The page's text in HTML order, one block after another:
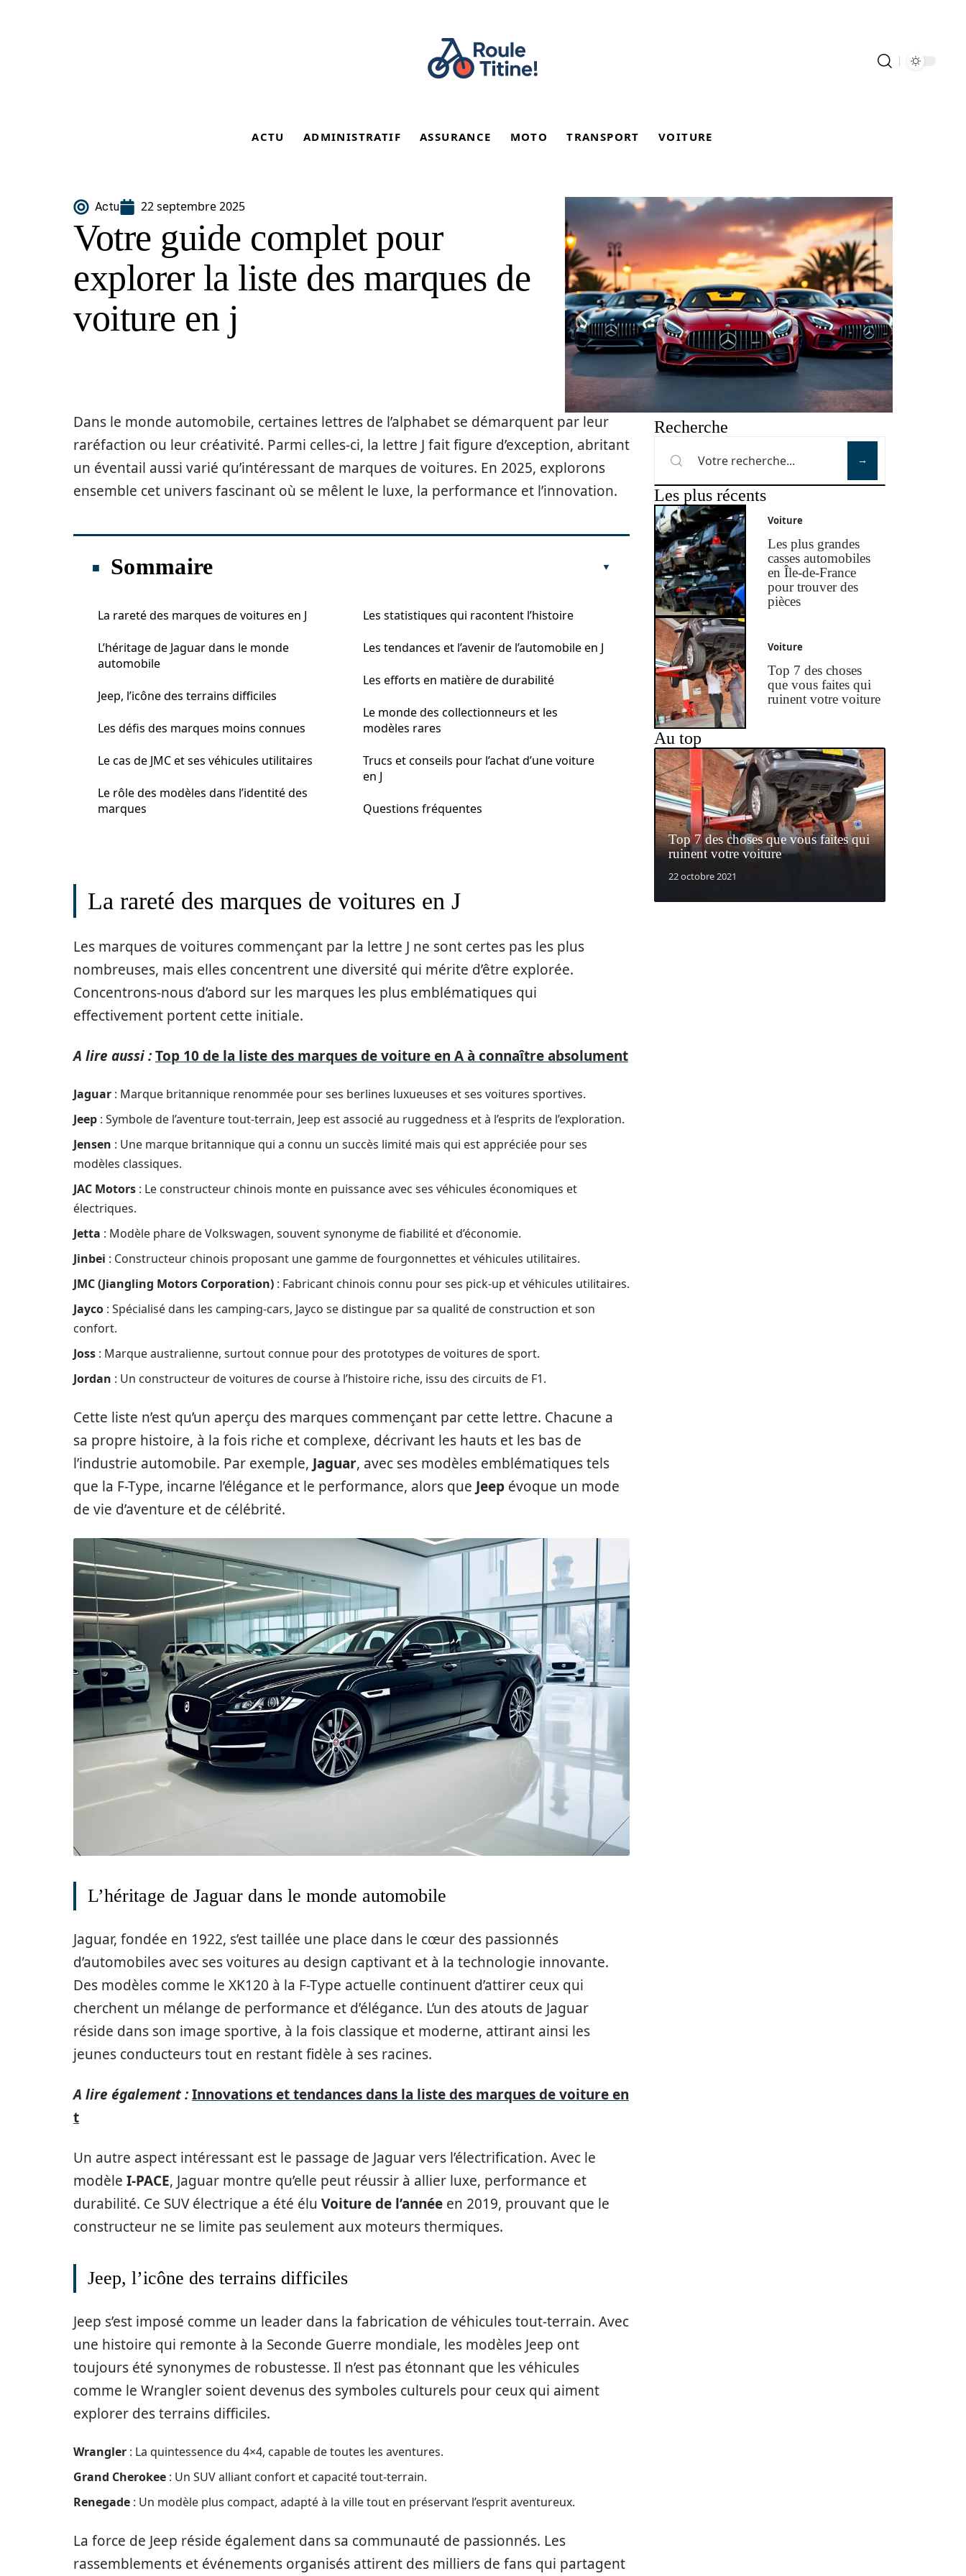
ACTU ADMINISTRATIF ASSURANCE MOTO TRANSPORT VOITURE
Actu 22 septembre 2025
Votre guide complet pour
explorer la liste des marques de
voiture en j
Dans le monde automobile, certaines lettres de l’alphabet se démarquent par leur
raréfaction ou leur créativité. Parmi celles-ci, la lettre J fait figure d’exception, abritant
un éventail aussi varié qu’intéressant de marques de voitures. En 2025, explorons
ensemble cet univers fascinant où se mêlent le luxe, la performance et l’innovation.
Sommaire
La rareté des marques de voitures en J
L’héritage de Jaguar dans le monde
automobile
Jeep, l’icône des terrains difficiles
Les défis des marques moins connues
Le cas de JMC et ses véhicules utilitaires
Le rôle des modèles dans l’identité des
marques
Les statistiques qui racontent l’histoire
Les tendances et l’avenir de l’automobile en J
Les efforts en matière de durabilité
Le monde des collectionneurs et les
modèles rares
Trucs et conseils pour l’achat d’une voiture
en J
Questions fréquentes
La rareté des marques de voitures en J
Les marques de voitures commençant par la lettre J ne sont certes pas les plus
nombreuses, mais elles concentrent une diversité qui mérite d’être explorée.
Concentrons-nous d’abord sur les marques les plus emblématiques qui
effectivement portent cette initiale.
A lire aussi :Top 10 de la liste des marques de voiture en A à connaître absolument
Jaguar : Marque britannique renommée pour ses berlines luxueuses et ses voitures sportives.
Jeep : Symbole de l’aventure tout-terrain, Jeep est associé au ruggedness et à l’esprits de l’exploration.
Jensen : Une marque britannique qui a connu un succès limité mais qui est appréciée pour ses
modèles classiques.
JAC Motors : Le constructeur chinois monte en puissance avec ses véhicules économiques et
électriques.
Jetta : Modèle phare de Volkswagen, souvent synonyme de fiabilité et d’économie.
Jinbei : Constructeur chinois proposant une gamme de fourgonnettes et véhicules utilitaires.
JMC (Jiangling Motors Corporation) : Fabricant chinois connu pour ses pick-up et véhicules utilitaires.
Jayco : Spécialisé dans les camping-cars, Jayco se distingue par sa qualité de construction et son
confort.
Joss : Marque australienne, surtout connue pour des prototypes de voitures de sport.
Jordan : Un constructeur de voitures de course à l’histoire riche, issu des circuits de F1.
Cette liste n’est qu’un aperçu des marques commençant par cette lettre. Chacune a
sa propre histoire, à la fois riche et complexe, décrivant les hauts et les bas de
l’industrie automobile. Par exemple, Jaguar, avec ses modèles emblématiques tels
que la F-Type, incarne l’élégance et le performance, alors que Jeep évoque un mode
de vie d’aventure et de célébrité.
L’héritage de Jaguar dans le monde automobile
Jaguar, fondée en 1922, s’est taillée une place dans le cœur des passionnés
d’automobiles avec ses voitures au design captivant et à la technologie innovante.
Des modèles comme le XK120 à la F-Type actuelle continuent d’attirer ceux qui
cherchent un mélange de performance et d’élégance. L’un des atouts de Jaguar
réside dans son image sportive, à la fois classique et moderne, attirant ainsi les
jeunes conducteurs tout en restant fidèle à ses racines.
A lire également :Innovations et tendances dans la liste des marques de voiture en
t
Un autre aspect intéressant est le passage de Jaguar vers l’électrification. Avec le
modèle I-PACE, Jaguar montre qu’elle peut réussir à allier luxe, performance et
durabilité. Ce SUV électrique a été élu Voiture de l’année en 2019, prouvant que le
constructeur ne se limite pas seulement aux moteurs thermiques.
Jeep, l’icône des terrains difficiles
Jeep s’est imposé comme un leader dans la fabrication de véhicules tout-terrain. Avec
une histoire qui remonte à la Seconde Guerre mondiale, les modèles Jeep ont
toujours été synonymes de robustesse. Il n’est pas étonnant que les véhicules
comme le Wrangler soient devenus des symboles culturels pour ceux qui aiment
explorer des terrains difficiles.
Wrangler : La quintessence du 4×4, capable de toutes les aventures.
Grand Cherokee : Un SUV alliant confort et capacité tout-terrain.
Renegade : Un modèle plus compact, adapté à la ville tout en préservant l’esprit aventureux.
La force de Jeep réside également dans sa communauté de passionnés. Les
rassemblements et événements organisés attirent des milliers de fans qui partagent
Recherche
Les plus récents
Voiture
Les plus grandes
casses automobiles
en Île-de-France
pour trouver des
pièces
Voiture
Top 7 des choses
que vous faites qui
ruinent votre voiture
Au top
Top 7 des choses que vous faites qui
ruinent votre voiture
22 octobre 2021